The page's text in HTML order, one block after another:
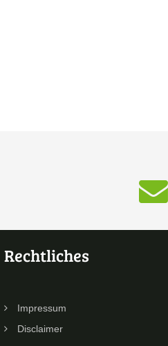
Rechtliches
Impressum
Disclaimer